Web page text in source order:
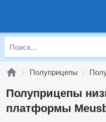
Полуприцепы
Полуприцепы
платформы